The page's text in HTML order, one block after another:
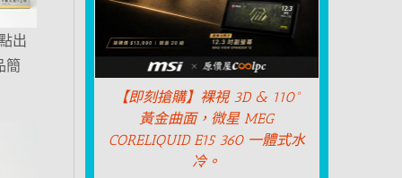
出
簡
【即刻搶購】裸視 3D & 110°
黃金曲面，微星 MEG
CORELIQUID E15 360 一體式水
冷。